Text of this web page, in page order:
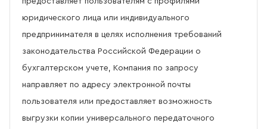
юридического лица или индивидуального
предпринимателя в целях исполнения требований
законодательства Российской Федерации о
бухгалтерском учете, Компания по запросу
направляет по адресу электронной почты
пользователя или предоставляет возможность
выгрузки копии универсального передаточного